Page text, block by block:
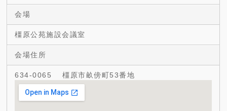
会場
橿原公苑施設会議室
会場住所
634-0065 橿原市畝傍町53番地